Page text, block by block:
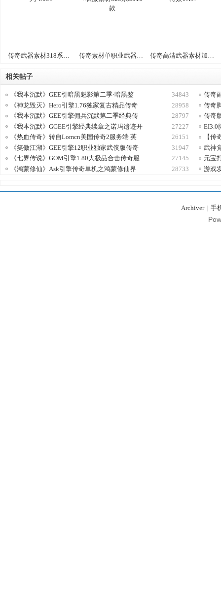
传奇武器素材318系列-w001 传奇素材单职业武器+衣服素材325系D016款 传奇高清武器素材加特效TX17
相关帖子
34843
《我本沉默》GEE引暗黑魅影第二季·暗黑鉴
28958
《神龙毁灭》Hero引擎1.76独家复古精品传奇
28797
《我本沉默》GEE引擎佣兵沉默第二季经典传
27227
《我本沉默》GGEE引擎经典续章之诺玛遗迹开
26151
《热血传奇》转自Lomcn美国传奇2服务端 英
31947
《笑傲江湖》GEE引擎12职业独家武侠版传奇
27145
《七界传说》GOM引擎1.80大极品合击传奇服
28733
《鸿蒙修仙》Ask引擎传奇单机之鸿蒙修仙界
传奇
传奇
传奇
EI3.0
【
武神
元宝
游戏
Archiver | 手